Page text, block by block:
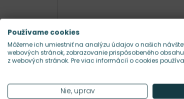
15 ks/m²
Používame cookies
Môžeme ich umiestniť na analýzu údajov o našich
webových stránok, zobrazovanie prispôsobeného
z webových stránok. Pre viac informácií o cookies
Nie, uprav